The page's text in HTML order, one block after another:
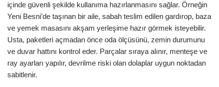
içinde güvenli şekilde kullanıma hazırlanmasını sağlar. Örneğin
Yeni Besni’de taşınan bir aile, sabah teslim edilen gardırop, baza
ve yemek masasını akşam yerleşime hazır görmek isteyebilir.
Usta, paketleri açmadan önce oda ölçüsünü, zemin durumunu
ve duvar hattını kontrol eder. Parçalar sıraya alınır, menteşe ve
ray ayarları yapılır, devrilme riski olan dolaplar uygun noktadan
sabitlenir.